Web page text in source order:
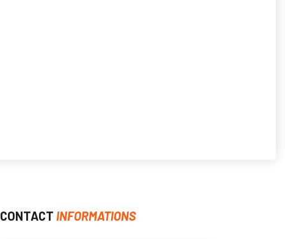
CONTACT INFORMATIONS